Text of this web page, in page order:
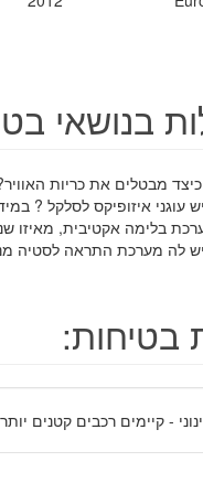
בנושאי
מבטלים את כריות
עוגני איזופיקס לסלקל ?
בלימה אקטיבית, מאיזו
לה מערכת התראה לסטיה
בטיחות:
- קיימים רכבים קטנים